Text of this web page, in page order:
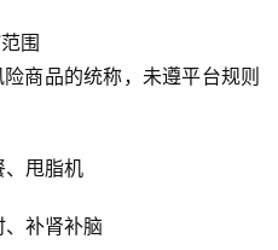
围
商品的统称，未遵平台规则
、甩脂机
、补肾补脑